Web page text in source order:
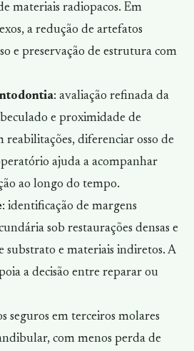
materiais radiopacos. Em
a redução de artefatos
e preservação de estrutura com
: avaliação refinada da
e proximidade de
reabilitações, diferenciar osso de
ajuda a acompanhar
ao longo do tempo.
: identificação de margens
sob restaurações densas e
e materiais indiretos. A
a decisão entre reparar ou
seguros em terceiros molares
com menos perda de